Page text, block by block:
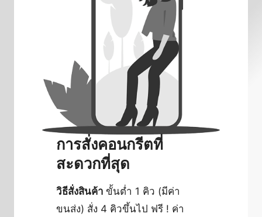
การสั่งคอนกรีตที่
สะดวกที่สุด
วิธีสั่งสินค้าขั้นต่ำ 1 คิว (มีค่า
ขนส่ง) สั่ง 4 คิวขึ้นไป ฟรี ! ค่า